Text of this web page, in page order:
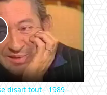
Video
disait tout - 1989 -